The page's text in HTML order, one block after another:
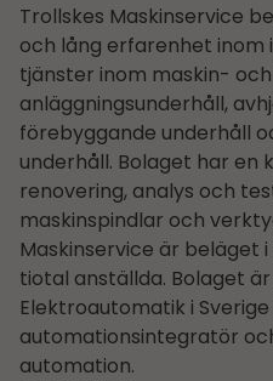
Trollskes Maskinservice
och lång erfarenhet
tjänster inom maskin-
anläggningsunderhåll,
förebyggande underhåll
underhåll. Bolaget har
renovering, analys och
maskinspindlar och
Maskinservice är beläget
tiotal anställda. Bolaget
Elektroautomatik i
automationsintegratör
automation.